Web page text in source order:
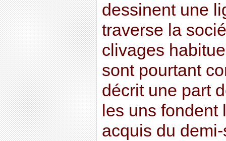
dessinent une
traverse la
clivages
sont pourtant
décrit une part
les uns
acquis du